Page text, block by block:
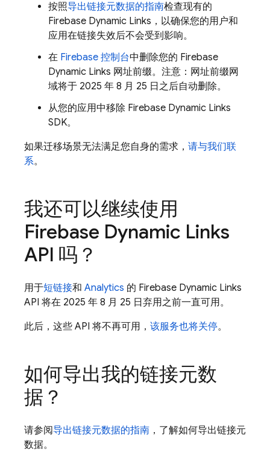
按照导出链接元数据的指南检查现有的
Firebase Dynamic Links，以确保您的用户和
应用在链接失效后不会受到影响。
在 Firebase 控制台中删除您的 Firebase
Dynamic Links 网址前缀。注意：网址前缀网
域将于 2025 年 8 月 25 日之后自动删除。
从您的应用中移除 Firebase Dynamic Links
SDK。
如果迁移场景无法满足您自身的需求， 请与我们联
系。
我还可以继续使用
Firebase Dynamic Links
API 吗？
用于短链接和 Analytics 的 Firebase Dynamic Links
API 将在 2025 年 8 月 25 日弃用之前一直可用。
此后，这些 API 将不再可用， 该服务也将关停。
如何导出我的链接元数
据？
请参阅导出链接元数据的指南 ，了解如何导出链接元
数据。